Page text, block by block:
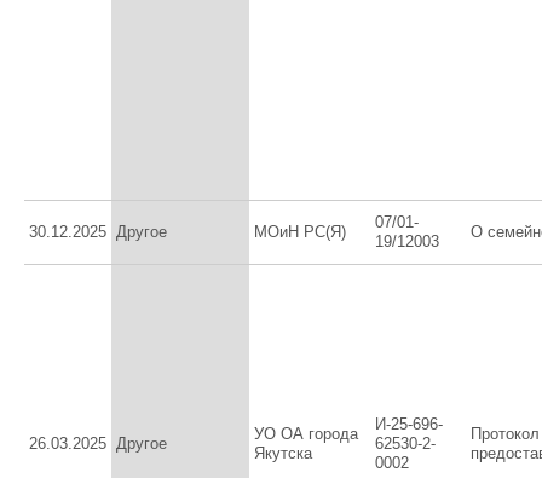
30.12.2025 Другое МОиН РС(Я)
07/01-
19/12003
О
26.03.2025 Другое
УО ОА города
Якутска
И-25-696-
62530-2-
0002